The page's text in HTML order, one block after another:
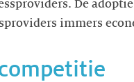
De
immers